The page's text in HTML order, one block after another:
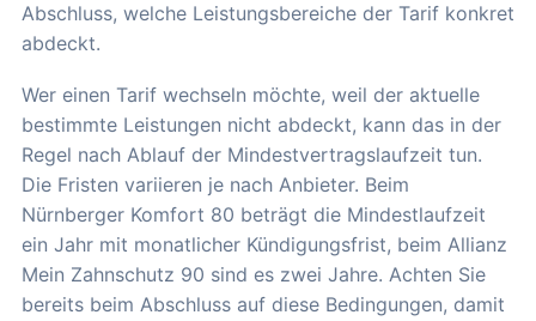
Abschluss, welche Leistungsbereiche der Tarif konkret
abdeckt.
Wer einen Tarif wechseln möchte, weil der aktuelle
bestimmte Leistungen nicht abdeckt, kann das in der
Regel nach Ablauf der Mindestvertragslaufzeit tun.
Die Fristen variieren je nach Anbieter. Beim
Nürnberger Komfort 80 beträgt die Mindestlaufzeit
ein Jahr mit monatlicher Kündigungsfrist, beim Allianz
Mein Zahnschutz 90 sind es zwei Jahre. Achten Sie
bereits beim Abschluss auf diese Bedingungen, damit